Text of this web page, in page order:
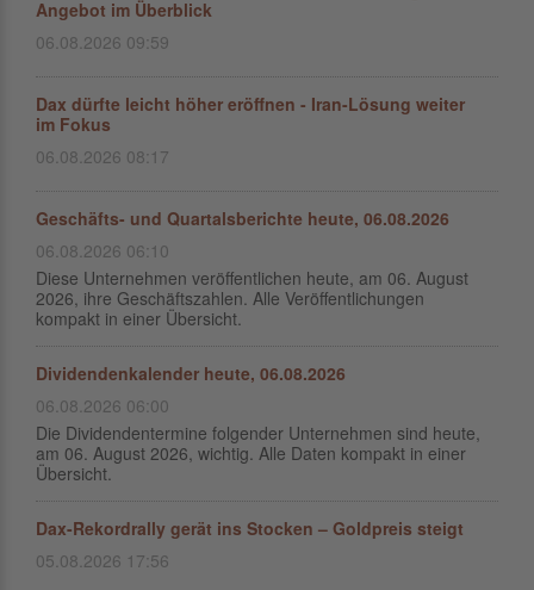
Angebot im Überblick
06.08.2026 09:59
Dax dürfte leicht höher eröffnen - Iran-Lösung weiter
im Fokus
06.08.2026 08:17
Geschäfts- und Quartalsberichte heute, 06.08.2026
06.08.2026 06:10
Diese Unternehmen veröffentlichen heute, am 06. August
2026, ihre Geschäftszahlen. Alle Veröffentlichungen
kompakt in einer Übersicht.
Dividendenkalender heute, 06.08.2026
06.08.2026 06:00
Die Dividendentermine folgender Unternehmen sind heute,
am 06. August 2026, wichtig. Alle Daten kompakt in einer
Übersicht.
Dax-Rekordrally gerät ins Stocken – Goldpreis steigt
05.08.2026 17:56